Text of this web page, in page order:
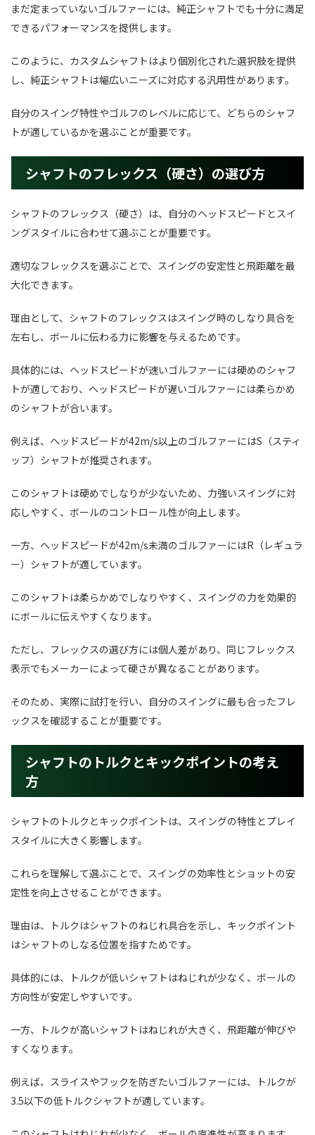
まだ定まっていないゴルファーには、純正シャフトでも十分に満足
できるパフォーマンスを提供します。
このように、カスタムシャフトはより個別化された選択肢を提供
し、純正シャフトは幅広いニーズに対応する汎用性があります。
自分のスイング特性やゴルフのレベルに応じて、どちらのシャフ
トが適しているかを選ぶことが重要です。
シャフトのフレックス（硬さ）の選び方
シャフトのフレックス（硬さ）は、自分のヘッドスピードとスイ
ングスタイルに合わせて選ぶことが重要です。
適切なフレックスを選ぶことで、スイングの安定性と飛距離を最
大化できます。
理由として、シャフトのフレックスはスイング時のしなり具合を
左右し、ボールに伝わる力に影響を与えるためです。
具体的には、ヘッドスピードが速いゴルファーには硬めのシャフ
トが適しており、ヘッドスピードが遅いゴルファーには柔らかめ
のシャフトが合います。
例えば、ヘッドスピードが42m/s以上のゴルファーにはS（スティ
ッフ）シャフトが推奨されます。
このシャフトは硬めでしなりが少ないため、力強いスイングに対
応しやすく、ボールのコントロール性が向上します。
一方、ヘッドスピードが42m/s未満のゴルファーにはR（レギュラ
ー）シャフトが適しています。
このシャフトは柔らかめでしなりやすく、スイングの力を効果的
にボールに伝えやすくなります。
ただし、フレックスの選び方には個人差があり、同じフレックス
表示でもメーカーによって硬さが異なることがあります。
そのため、実際に試打を行い、自分のスイングに最も合ったフレ
ックスを確認することが重要です。
シャフトのトルクとキックポイントの考え
方
シャフトのトルクとキックポイントは、スイングの特性とプレイ
スタイルに大きく影響します。
これらを理解して選ぶことで、スイングの効率性とショットの安
定性を向上させることができます。
理由は、トルクはシャフトのねじれ具合を示し、キックポイント
はシャフトのしなる位置を指すためです。
具体的には、トルクが低いシャフトはねじれが少なく、ボールの
方向性が安定しやすいです。
一方、トルクが高いシャフトはねじれが大きく、飛距離が伸びや
すくなります。
例えば、スライスやフックを防ぎたいゴルファーには、トルクが
3.5以下の低トルクシャフトが適しています。